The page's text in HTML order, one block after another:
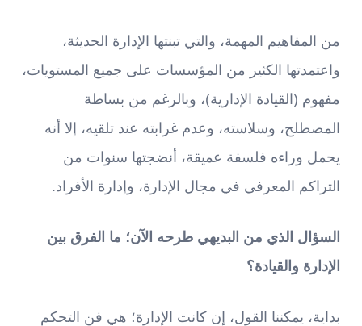
من المفاهيم المهمة، والتي تبنتها الإدارة الحديثة،
واعتمدتها الكثير من المؤسسات على جميع المستويات،
مفهوم (القيادة الإدارية)، وبالرغم من بساطة
المصطلح، وسلاسته، وعدم غرابته عند تلقيه، إلا أنه
يحمل وراءه فلسفة عميقة، أنضجتها سنوات من
التراكم المعرفي في مجال الإدارة، وإدارة الأفراد.
السؤال الذي من البديهي طرحه الآن؛ ما الفرق بين
الإدارة والقيادة؟
بداية، يمكننا القول، إن كانت الإدارة؛ هي فن التحكم